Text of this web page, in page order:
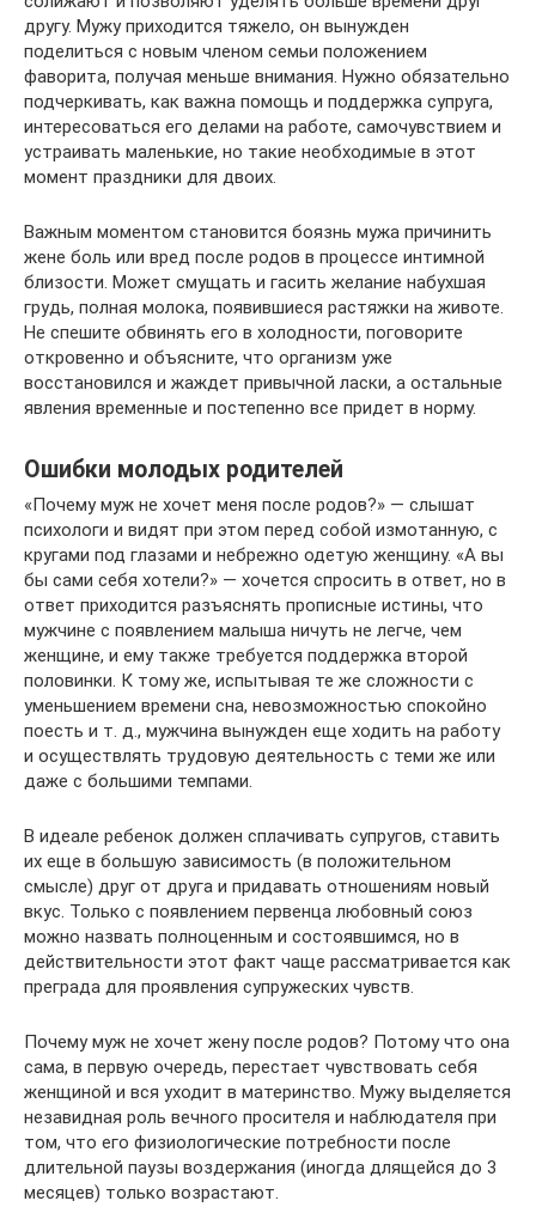
другу. Мужу приходится тяжело, он вынужден
поделиться с новым членом семьи положением
фаворита, получая меньше внимания. Нужно обязательно
подчеркивать, как важна помощь и поддержка супруга,
интересоваться его делами на работе, самочувствием и
устраивать маленькие, но такие необходимые в этот
момент праздники для двоих.
Важным моментом становится боязнь мужа причинить
жене боль или вред после родов в процессе интимной
близости. Может смущать и гасить желание набухшая
грудь, полная молока, появившиеся растяжки на животе.
Не спешите обвинять его в холодности, поговорите
откровенно и объясните, что организм уже
восстановился и жаждет привычной ласки, а остальные
явления временные и постепенно все придет в норму.
Ошибки молодых родителей
«Почему муж не хочет меня после родов?» — слышат
психологи и видят при этом перед собой измотанную, с
кругами под глазами и небрежно одетую женщину. «А вы
бы сами себя хотели?» — хочется спросить в ответ, но в
ответ приходится разъяснять прописные истины, что
мужчине с появлением малыша ничуть не легче, чем
женщине, и ему также требуется поддержка второй
половинки. К тому же, испытывая те же сложности с
уменьшением времени сна, невозможностью спокойно
поесть и т. д., мужчина вынужден еще ходить на работу
и осуществлять трудовую деятельность с теми же или
даже с большими темпами.
В идеале ребенок должен сплачивать супругов, ставить
их еще в большую зависимость (в положительном
смысле) друг от друга и придавать отношениям новый
вкус. Только с появлением первенца любовный союз
можно назвать полноценным и состоявшимся, но в
действительности этот факт чаще рассматривается как
преграда для проявления супружеских чувств.
Почему муж не хочет жену после родов? Потому что она
сама, в первую очередь, перестает чувствовать себя
женщиной и вся уходит в материнство. Мужу выделяется
незавидная роль вечного просителя и наблюдателя при
том, что его физиологические потребности после
длительной паузы воздержания (иногда длящейся до 3
месяцев) только возрастают.